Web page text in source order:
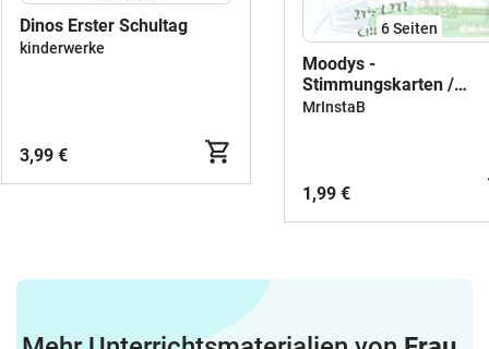
Dinos Erster Schultag
kinderwerke
3,99 €
6Seiten
Moodys -
Stimmungskarten /
Gesprächskarten /
MrInstaB
1,99 €